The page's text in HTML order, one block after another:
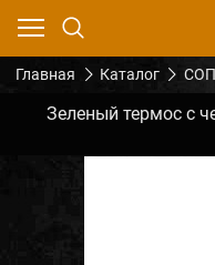
Главная Каталог
Зеленый термос с